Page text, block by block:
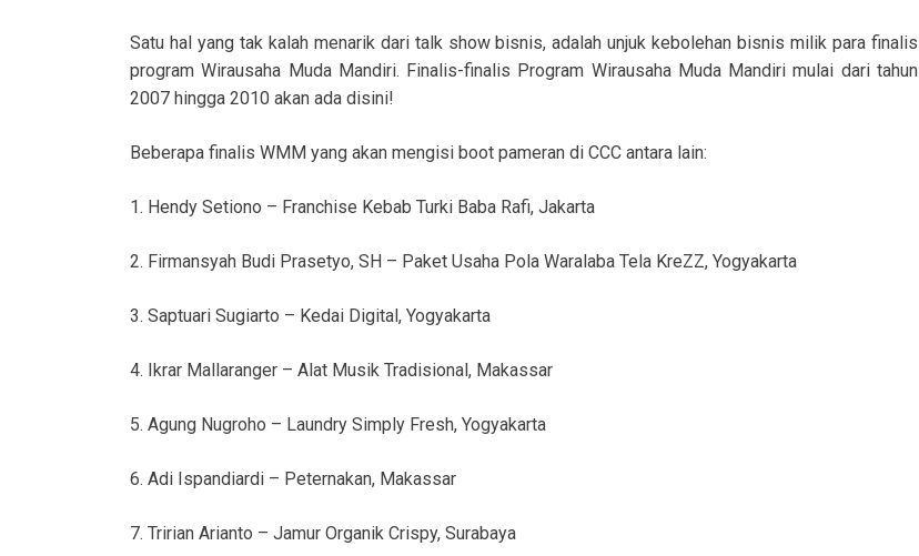
Satu hal yang tak kalah menarik dari talk show bisnis, adalah unjuk kebolehan bisnis milik para finalis
program Wirausaha Muda Mandiri. Finalis-finalis Program Wirausaha Muda Mandiri mulai dari tahun
2007 hingga 2010 akan ada disini!
Beberapa finalis WMM yang akan mengisi boot pameran di CCC antara lain:
1. Hendy Setiono – Franchise Kebab Turki Baba Rafi, Jakarta
2. Firmansyah Budi Prasetyo, SH – Paket Usaha Pola Waralaba Tela KreZZ, Yogyakarta
3. Saptuari Sugiarto – Kedai Digital, Yogyakarta
4. Ikrar Mallaranger – Alat Musik Tradisional, Makassar
5. Agung Nugroho – Laundry Simply Fresh, Yogyakarta
6. Adi Ispandiardi – Peternakan, Makassar
7. Tririan Arianto – Jamur Organik Crispy, Surabaya